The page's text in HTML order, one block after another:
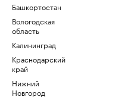
Башкортостан
Вологодская
область
Калининград
Краснодарский
край
Нижний
Новгород